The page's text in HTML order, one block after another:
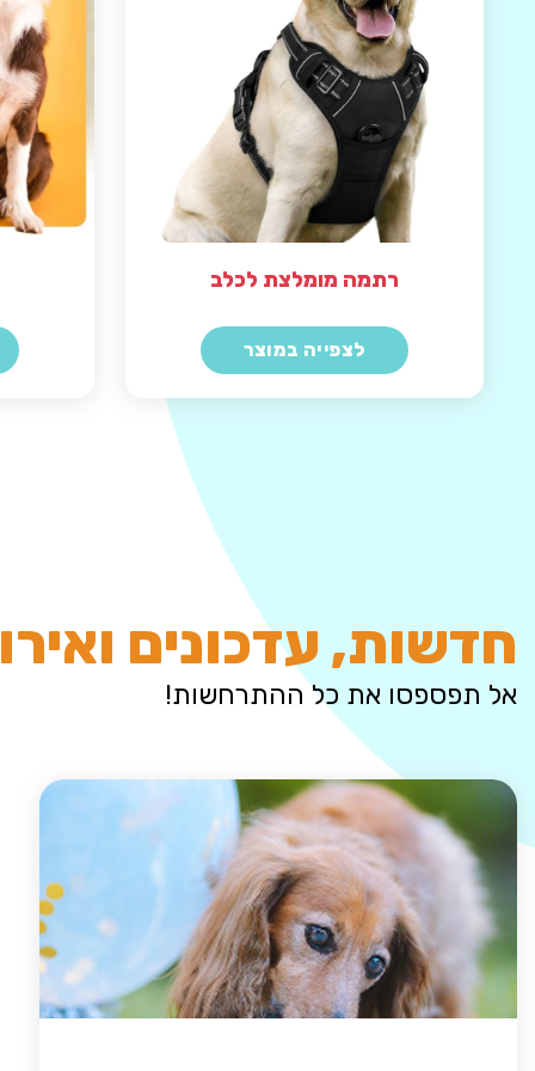
רתמה מומלצת לכלב
לצפייה במוצר
חדשות, עדכונים
אל תפספסו את כל ההתרחשות!